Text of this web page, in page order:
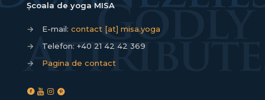
Școala de yoga MISA
→ E-mail: contact [at] misa.yoga
→
Telefon: +40 21 42 42 369
→
Pagina de contact